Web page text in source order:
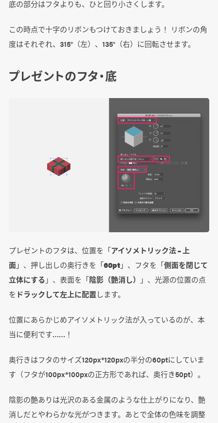
底の部分はフタよりも、ひと回り小さくします。
この時点で十字のリボンもつけておきましょう！ リボンの角
度はそれぞれ、315°（左）、135°（右）に回転させます。
プレゼントのフタ・底
プレゼントのフタは、位置を「アイソメトリック法 – 上
面」、押し出しの奥行きを「60pt」、フタを「側面を閉じて
立体にする 」、表面を「陰影（艶消し）
」、光源の位置の点
を ドラックして左上に配置します。
位置にあらかじめアイソメトリック法が入っているのが、本
当に便利です……！
奥行きはフタのサイズ120px*120pxの半分の60ptにしていま
す（フタが100px*100pxの正方形であれば、奥行き50pt）。
陰影の艶ありは光沢のある金属のような仕上がりになり、艶
消しだとやわらかな光がつきます。あとで全体の色味を調整